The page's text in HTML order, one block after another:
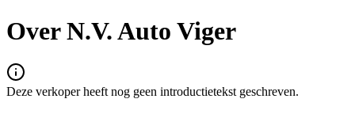
Over N.V. Auto Viger
Deze verkoper heeft nog geen introductietekst geschreven.